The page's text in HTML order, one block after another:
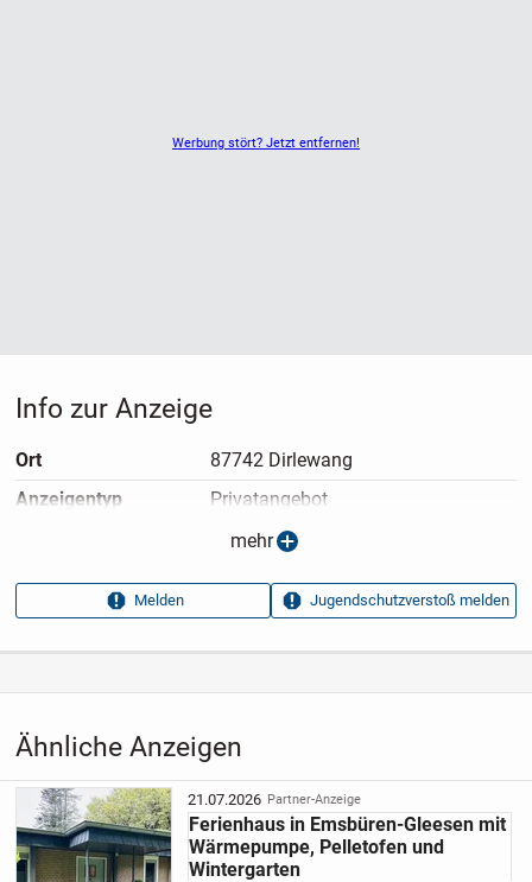
Werbung stört? Jetzt entfernen!
Ähnliche Anzeigen
21.07.2026 Partner-Anzeige
Ferienhaus in Emsbüren-Gleesen mit
Wärmepumpe, Pelletofen und
Wintergarten
Info zur Anzeige
Ort
87742 Dirlewang
Anzeigen­typ
Privatangebot
13.05.2026
Aufrufe dieser
8
mehr
Melden Jugendschutzverstoß melden